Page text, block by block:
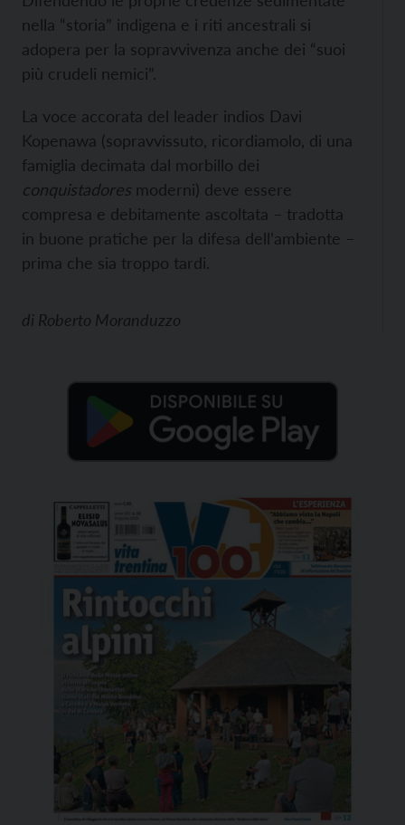
nella “storia” indigena e i riti ancestrali si
adopera per la sopravvivenza anche dei “suoi
più crudeli nemici”.
La voce accorata del leader indios Davi
Kopenawa (sopravvissuto, ricordiamolo, di una
famiglia decimata dal morbillo dei
conquistadores moderni) deve essere
compresa e debitamente ascoltata – tradotta
in buone pratiche per la difesa dell’ambiente –
prima che sia troppo tardi.
di Roberto Moranduzzo